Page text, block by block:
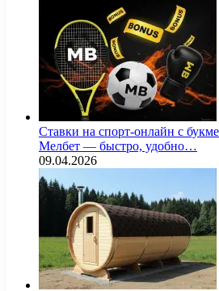
Ставки на спорт-онлайн с
Мелбет — быстро, удобно…
09.04.2026